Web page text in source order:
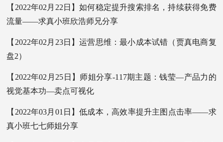
【2022年02月22日】如何稳定提升搜索排名，持续获得免费
流量——求真小班欣浩师兄分享
【2022年02月23日】运营思维：最小成本试错（贾真电商复
盘2）
【2022年02月25日】师姐分享-117期主题：钱莹—产品力的
视觉基本功—卖点可视化
【2022年03月01日】低成本，高效率提升主图点击率——求
真小班七七师姐分享